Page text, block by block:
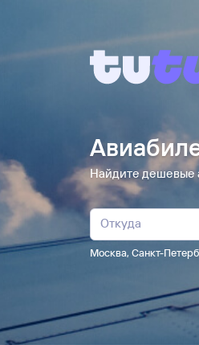
Найдите дешевые
Москва, Санкт-